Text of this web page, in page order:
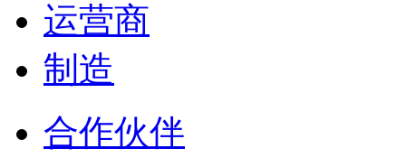
运营商
制造
合作伙伴